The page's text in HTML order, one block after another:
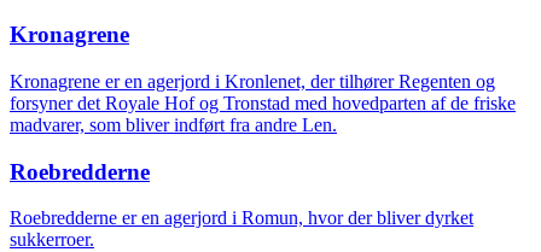
Kronagrene
Kronagrene er en agerjord i Kronlenet, der tilhører Regenten og
forsyner det Royale Hof og Tronstad med hovedparten af de friske
madvarer, som bliver indført fra andre Len.
Roebredderne
Roebredderne er en agerjord i Romun, hvor der bliver dyrket
sukkerroer.